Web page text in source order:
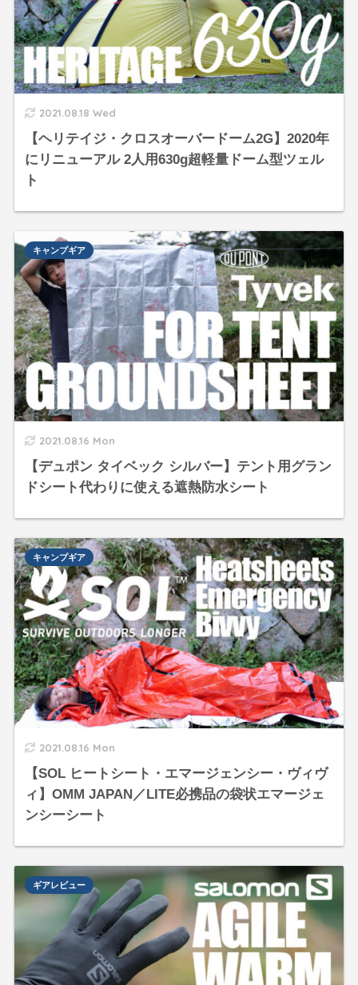
2021.08.18 Wed
【ヘリテイジ・クロスオーバードーム2G】2020年
にリニューアル 2人用630g超軽量ドーム型ツェル
ト
2021.08.16 Mon
【デュポン タイベック シルバー】テント用グラン
ドシート代わりに使える遮熱防水シート
キャンプギア
2021.08.16 Mon
【SOL ヒートシート・エマージェンシー・ヴィヴ
ィ】OMM JAPAN／LITE必携品の袋状エマージェ
ンシーシート
キャンプギア
ギアレビュー